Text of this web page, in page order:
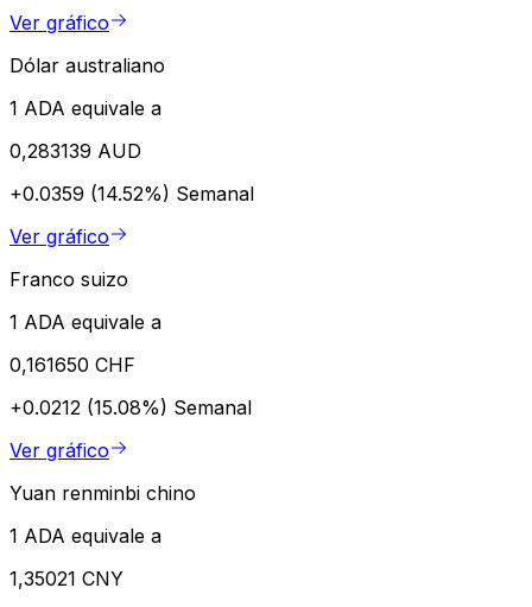
Ver gráfico
Dólar australiano
1 ADA equivale a
0,283139 AUD
+0.0359 (14.52%) Semanal
Ver gráfico
Franco suizo
1 ADA equivale a
0,161650 CHF
+0.0212 (15.08%) Semanal
Ver gráfico
Yuan renminbi chino
1 ADA equivale a
1,35021 CNY